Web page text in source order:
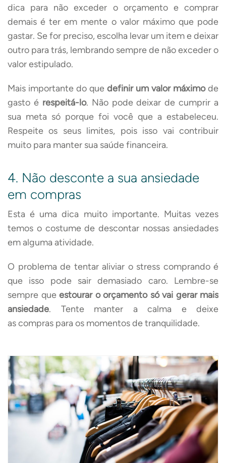
dica para não exceder o orçamento e comprar
demais é ter em mente o valor máximo que pode
gastar. Se for preciso, escolha levar um item e deixar
outro para trás, lembrando sempre de não exceder o
valor estipulado.
Mais importante do que definir um valor máximode
gasto é respeitá-lo. Não pode deixar de cumprir a
sua meta só porque foi você que a estabeleceu.
Respeite os seus limites, pois isso vai contribuir
muito para manter sua saúde financeira.
4. Não desconte a sua ansiedade
em compras
Esta é uma dica muito importante. Muitas vezes
temos o costume de descontar nossas ansiedades
em alguma atividade.
O problema de tentar aliviar o stress comprando é
que isso pode sair demasiado caro. Lembre-se
sempre queestourar o orçamento só vai gerar mais
ansiedade. Tente manter a calma e deixe
as compras para os momentos de tranquilidade.